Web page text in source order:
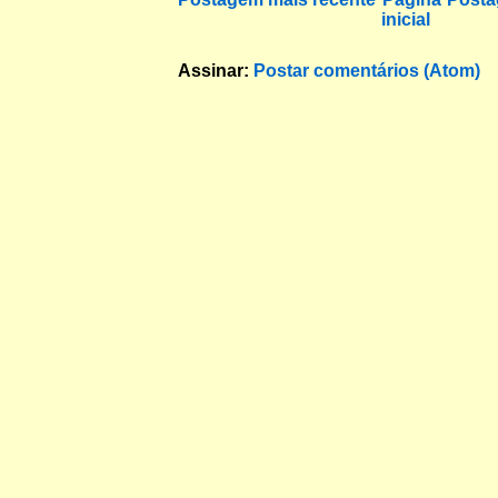
inicial
Assinar: Postar comentários (Atom)